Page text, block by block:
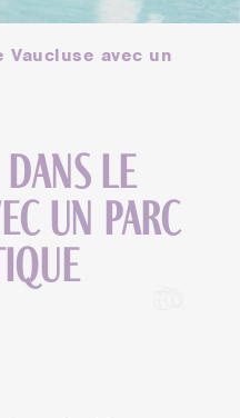
Vaucluse avec un
le
un parc